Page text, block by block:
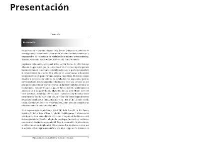
Presentación